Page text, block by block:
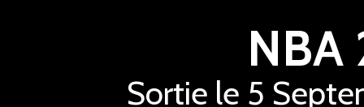
NBA
Sortie le 5